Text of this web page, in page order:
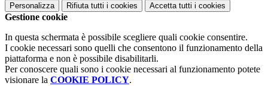
Personalizza Rifiuta tutti i cookies Accetta tutti i cookies
Gestione cookie
In questa schermata è possibile scegliere quali cookie consentire.
I cookie necessari sono quelli che consentono il funzionamento della
piattaforma e non è possibile disabilitarli.
Per conoscere quali sono i cookie necessari al funzionamento potete
visionare la COOKIE POLICY.